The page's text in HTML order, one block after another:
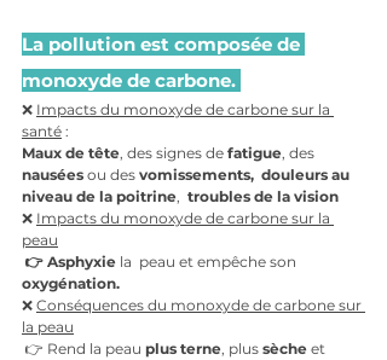
La pollution est composée de
monoxyde de carbone.
❌ Impacts du monoxyde de carbone sur la
santé :
Maux de tête, des signes de fatigue, des
nausées ou des vomissements,  douleurs au
niveau de la poitrine, troubles de la vision
❌ Impacts du monoxyde de carbone sur la
peau
👉 Asphyxie la  peau et empêche son
oxygénation.
❌ Conséquences du monoxyde de carbone sur
la peau
👉 Rend la peau plus terne, plus sèche et